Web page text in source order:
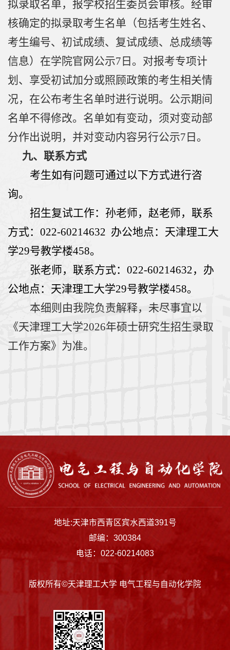
拟录取名单，报学校招生委员会审核。经审
核确定的拟录取考生名单（包括考生姓名、
考生编号、初试成绩、复试成绩、总成绩等
信息）在学院官网公示7 日。对报考专项计
划、享受初试加分或照顾政策的考生相关情
况，在公布考生名单时进行说明。公示期间
名单不得修改。名单如有变动，须对变动部
分作出说明，并对变动内容另行公示7 日。
九、联系方式
考生如有问题可通过以下方式进行咨
询。
招生复试工作： 孙老师， 赵老师，联系
方式： 022-60214632 办公地点：天津理工大
学29号教学楼458。
张老师，联系方式： 022-60214632，办
公地点：天津理工大学29号教学楼458。
本细则由我院负责解释，未尽事宜以
《天津理工大学2026年硕士研究生招生录取
工作方案》为准。
地址:天津市西青区宾水西道391号
邮编：300384
电话：022-60214083
版权所有©天津理工大学 电气工程与自动化学院